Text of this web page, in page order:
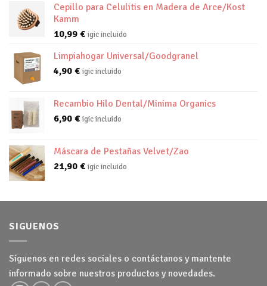
Cepillo para Celulitis en Madera de Arce/Kost
Kamm
10,99 € igic incluido
Limpiahogar Universal/Goodgranel
4,90 € igic incluido
Recambio Hilo Dental/Minima Organics
6,90 € igic incluido
Máscara de Pestañas Velvet/Zao
21,90 € igic incluido
SIGUENOS
Síguenos en redes sociales o contáctanos y mantente
informado sobre nuestros productos y novedades.